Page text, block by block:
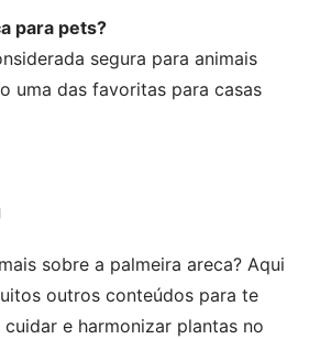
para pets?
segura para animais
uma das favoritas para casas
sobre a palmeira areca? Aqui
outros conteúdos para te
e harmonizar plantas no